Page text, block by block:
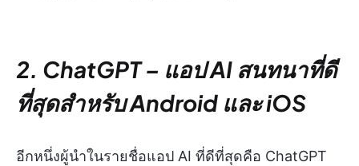
2. ChatGPT– แอป AI สนทนาที่ดี
ที่สุดสำหรับ Android และ iOS
อีกหนึ่งผู้นำในรายชื่อแอป AI ที่ดีที่สุดคือ ChatGPT